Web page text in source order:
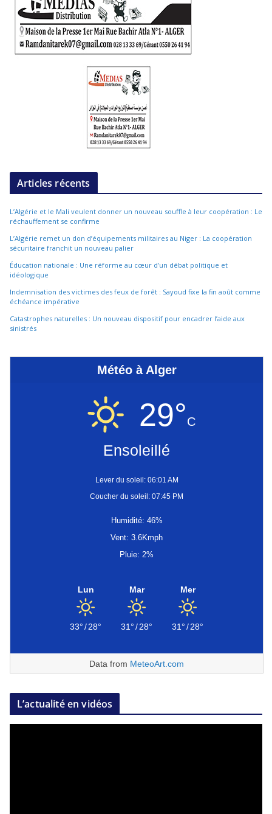
Articles récents
L’Algérie et le Mali veulent donner un nouveau souffle à leur coopération : Le
réchauffement se confirme
L’Algérie remet un don d’équipements militaires au Niger : La coopération
sécuritaire franchit un nouveau palier
Éducation nationale : Une réforme au cœur d’un débat politique et
idéologique
Indemnisation des victimes des feux de forêt : Sayoud fixe la fin août comme
échéance impérative
Catastrophes naturelles : Un nouveau dispositif pour encadrer l’aide aux
sinistrés
Météo à Alger
29°C
Ensoleillé
Lever du soleil: 06:01 AM
Coucher du soleil: 07:45 PM
Humidité: 46%
Vent: 3.6Kmph
Pluie: 2%
Lun
33°/28°
Mar
31°/28°
Mer
31°/28°
Data from MeteoArt.com
L’actualité en vidéos